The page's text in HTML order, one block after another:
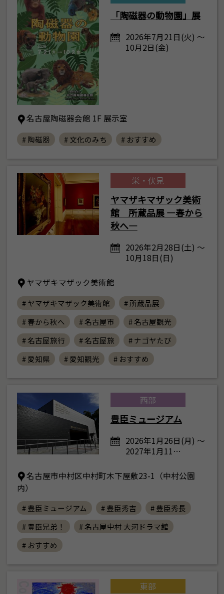
「陶磁器の動物園」展
2026年7月21日(火) ～
10月2日(金)
名古屋陶磁器会館 1F 展示室
# 陶磁器 # 文化のみち # おすすめ
栄・伏見
ヤマザキマザック美術
館 所蔵品展 ―春から
秋へ―
2026年2月28日(土) ～
10月18日(日)
ヤマザキマザック美術館
# ヤマザキマザック美術館
# 所蔵品展
# 春から秋へ
# 名古屋市
# 名古屋観光
# 名古屋旅行
# 名古屋旅
# ナゴヤたび
# 愛知県
# 愛知観光 # おすすめ
西部
豊臣ミュージアム
2026年1月26日(月) ～
2027年1月11…
名古屋市中村区中村町木下屋敷23-1（中村公園
内）
# 豊臣ミュージアム # 豊臣秀吉
# 豊臣秀長
# 豊臣兄弟！
# 名古屋中村 大河ドラマ館
# おすすめ
東部